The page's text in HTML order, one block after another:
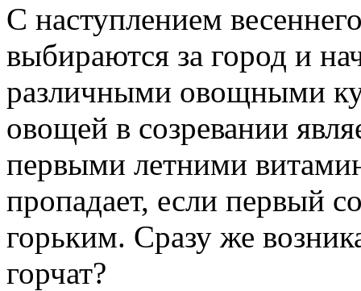
С наступлением
выбираются за город и
различными овощными
овощей в созревании
первыми летними
пропадает, если первый
горьким. Сразу же
горчат?